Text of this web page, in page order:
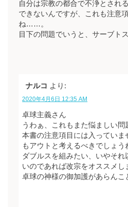
自分は宗教の都合で不浄とされ
できないんですが、これも注意
ね……。
目下の問題でいうと、サーブト
ナルコ より:
2020年4月6日 12:35 AM
卓球主義さん
うわぁ、これもまた悩ましい問
本書の注意項目には入っていま
もアウトと考えるべきでしょう
ダブルスを組みたい、いやそれ
いのであれば改宗をオススメし
卓球の神様の御加護があらんこ